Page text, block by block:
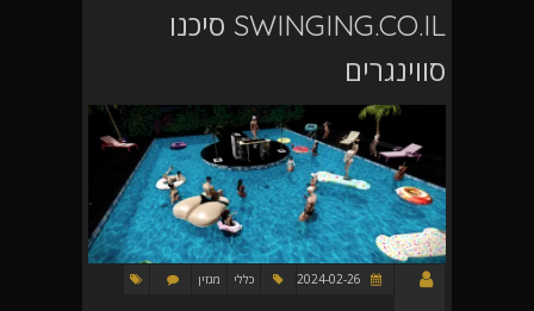
SWINGING.CO.IL סיכנו
סווינגרים
כללי מגזין